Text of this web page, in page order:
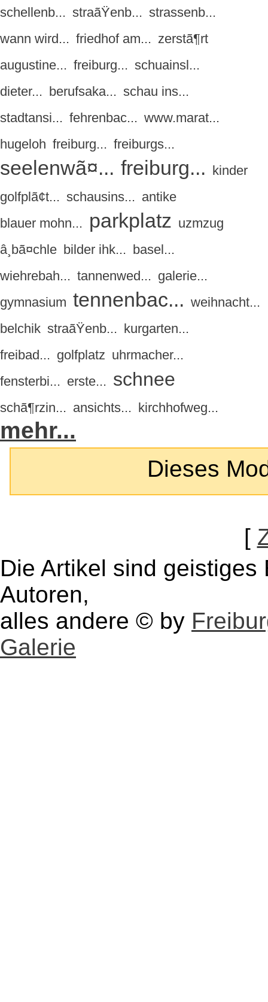
schellenb... straãŸenb... strassenb...
wann wird... friedhof am... zerstã¶rt
augustine... freiburg... schuainsl...
dieter... berufsaka... schau ins...
stadtansi... fehrenbac... www.marat...
hugeloh freiburg... freiburgs...
seelenwã¤... freiburg... kinder
golfplã¢t... schausins... antike
blauer mohn... parkplatz uzmzug
â¸bã¤chle bilder ihk... basel...
wiehrebah... tannenwed... galerie...
gymnasium tennenbac... weihnacht...
belchik straãŸenb... kurgarten...
freibad... golfplatz uhrmacher...
fensterbi... erste... schnee
schã¶rzin... ansichts... kirchhofweg...
mehr...
Dieses
[
Die Artikel sind
Autoren,
alles andere © by
Galerie